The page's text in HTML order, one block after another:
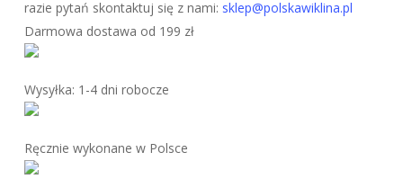
razie pytań skontaktuj się z nami: sklep@polskawiklina.pl
Darmowa dostawa od 199 zł
Wysyłka: 1-4 dni robocze
Ręcznie wykonane w Polsce